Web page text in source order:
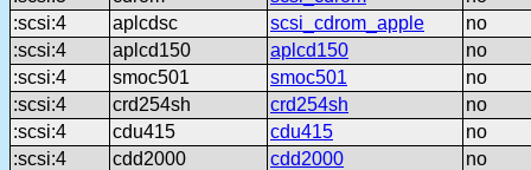
:scsi:4
aplcdsc scsi_cdrom_apple
no
:scsi:4
aplcd150 aplcd150
no
:scsi:4
smoc501 smoc501
no
:scsi:4
crd254sh crd254sh
no
:scsi:4
cdu415 cdu415
no
:scsi:4
cdd2000 cdd2000 no